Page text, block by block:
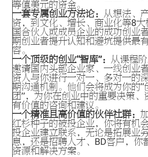
等值美元的资金。
一套专属创业方法论： 从想法、
资，到文化、增长、商业化等8
国合伙人或成员企业的成功创业
期创业者提升认知和避坑提供最
容。
一个顶级的创业“智库”： 从课程
邀请国内头部企业家、一线创业
资人与你进行一对一、多对一的
期沟通机制。他们会将成为你的“
团”，为你在创业中的重要决策、
有价值的咨询和建议。
一个精准且高价值的伙伴社群：
红杉种子的被投企业，你将有机
投企业建立联系，无论是拓展业
息，还是招聘人才、BD客户，你
资源和解决方案。